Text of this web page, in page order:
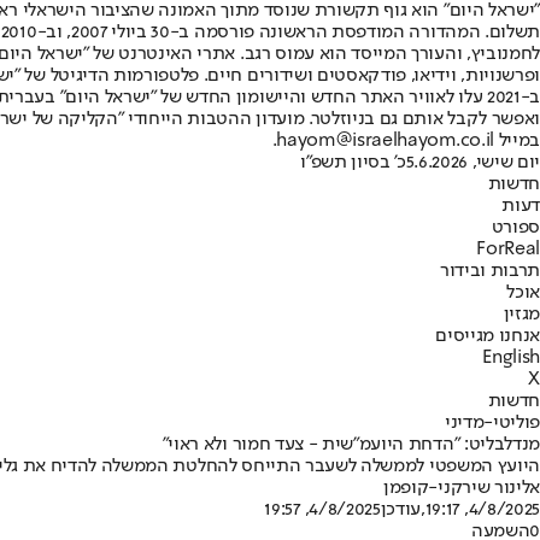
"ישראל היום" הוא גוף תקשורת שנוסד מתוך האמונה שהציבור הישראלי
ופרשנויות, וידיאו, פודקאסטים ושידורים חיים. פלטפורמות הדיגיטל של
ב-2021 עלו לאוויר האתר החדש והיישומון החדש של "ישראל
ואפשר לקבל אותם גם בניוזלטר. מועדון ההטבות הייחודי "הקליקה של
במייל hayom@israelhayom.co.il.
יום שישי, 5.6.2026
כ' בסיון תשפ"ו
חדשות
דעות
ספורט
ForReal
תרבות ובידור
אוכל
מגזין
אנחנו מגייסים
English
X
חדשות
פוליטי-מדיני
מנדלבליט: "הדחת היועמ"שית - צעד חמור ולא ראוי"
היועץ המשפטי לממשלה לשעבר התייחס להחלטת הממשלה להדיח את
אלינור שירקני-קופמן
4/8/2025, 19:17
,עודכן4/8/2025, 19:57
0השמעה